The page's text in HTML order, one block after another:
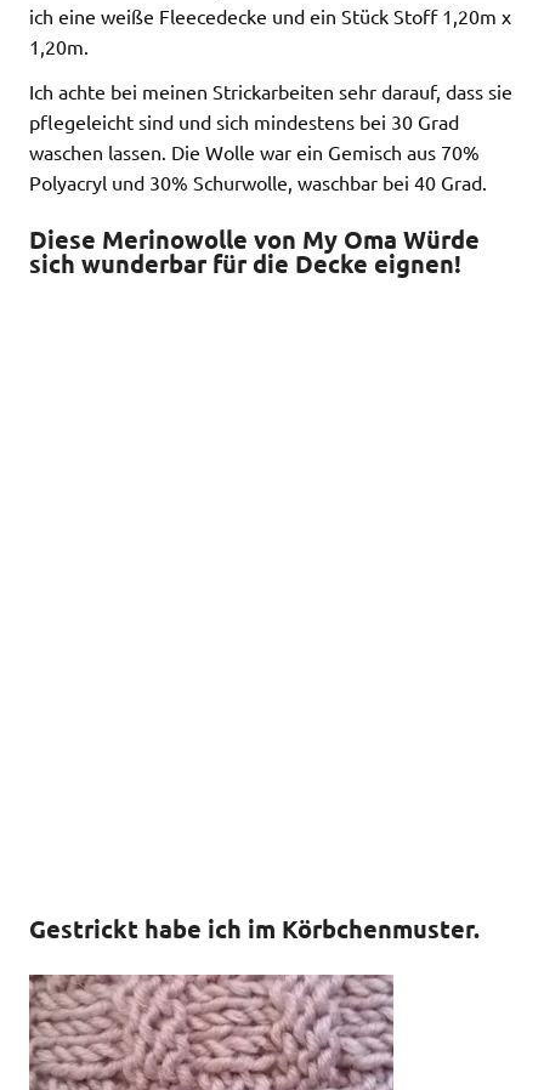
ich eine weiße Fleecedecke und ein Stück Stoff 1,20m x
1,20m.
Ich achte bei meinen Strickarbeiten sehr darauf, dass sie
pflegeleicht sind und sich mindestens bei 30 Grad
waschen lassen. Die Wolle war ein Gemisch aus 70%
Polyacryl und 30% Schurwolle, waschbar bei 40 Grad.
Diese Merinowolle von My Oma Würde
sich wunderbar für die Decke eignen!
Gestrickt habe ich im Körbchenmuster.